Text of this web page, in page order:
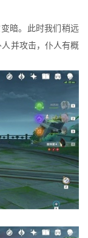
暗。此时我们稍远
并攻击，仆人有概